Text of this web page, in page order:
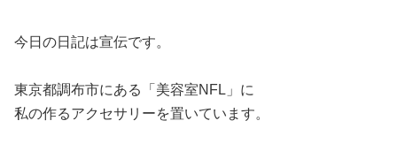
今日の日記は宣伝です。
東京都調布市にある「美容室NFL」に
私の作るアクセサリーを置いています。